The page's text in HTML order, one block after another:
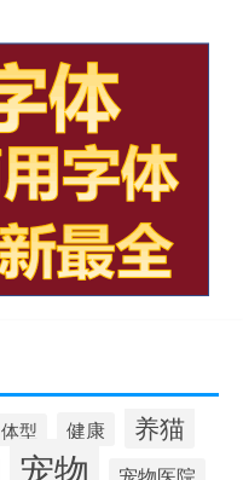
体型 健康 养猫
宠物